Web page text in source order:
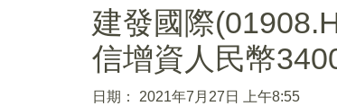
建發國際
信增資人民幣
日期：
2021年7月27日 上午8:55